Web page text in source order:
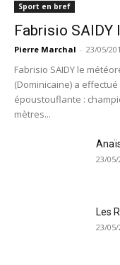
Sport en bref
Fabrisio
Pierre Marchal - 23/05/
Fabrisio SAIDY le
(Dominicaine) a
époustouflante :
mètres...
23/05/
Les
23/05/